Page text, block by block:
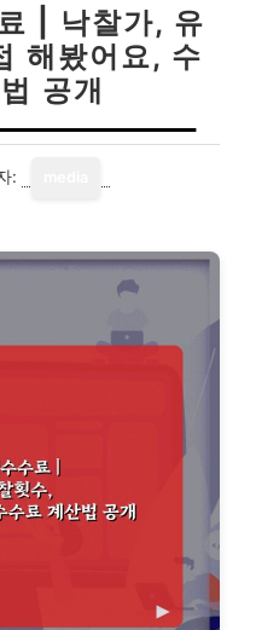
| 낙찰가, 유
해봤어요, 수
공개
: